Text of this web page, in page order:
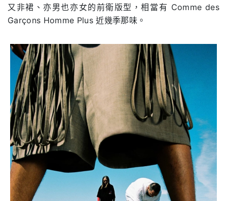
又非裙、亦男也亦女的前衛版型，相當有 Comme des
Garçons Homme Plus 近幾季那味。